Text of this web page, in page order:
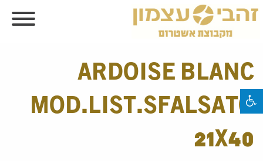
ARDOISE BLANC
MOD.LIST.SFALSATO
21X40